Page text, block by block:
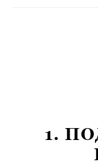
1.